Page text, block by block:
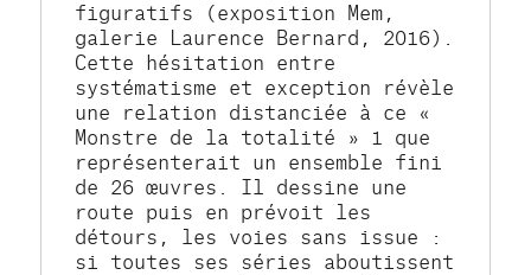
figuratifs (exposition Mem,
galerie Laurence Bernard, 2016).
Cette hésitation entre
systématisme et exception révèle
une relation distanciée à ce «
Monstre de la totalité » 1 que
représenterait un ensemble fini
de 26 œuvres. Il dessine une
route puis en prévoit les
détours, les voies sans issue :
si toutes ses séries aboutissent